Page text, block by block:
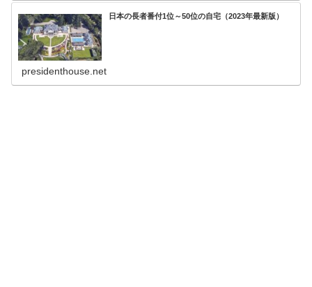
日本の長者番付1位～50位の自宅（2023年最新版）
presidenthouse.net